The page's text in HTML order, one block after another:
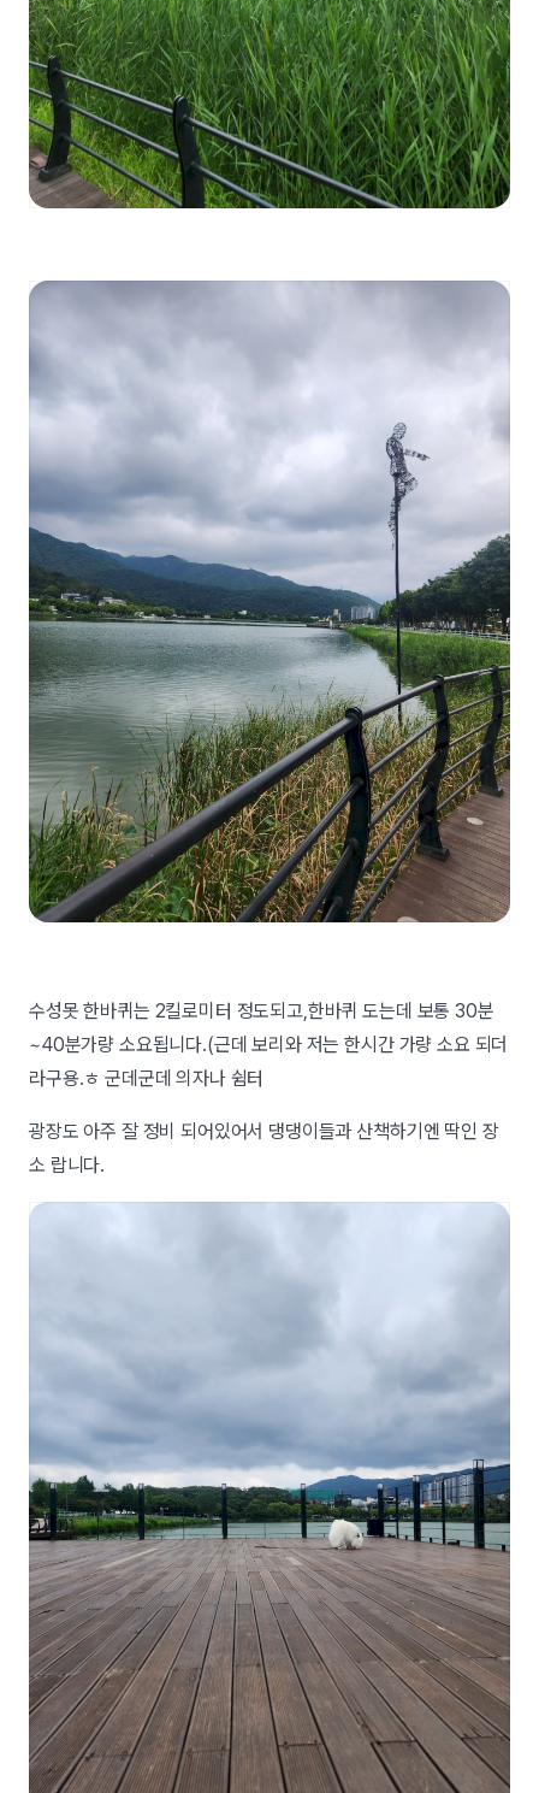
수성못 한바퀴는 2킬로미터 정도되고,한바퀴 도는데 보통 30분
~40분가량 소요됩니다.(근데 보리와 저는 한시간 가량 소요 되더
라구용.ㅎ 군데군데 의자나 쉼터
광장도 아주 잘 정비 되어있어서 댕댕이들과 산책하기엔 딱인 장
소 랍니다.